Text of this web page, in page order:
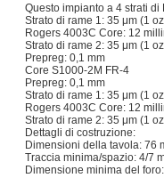
Questo impianto a 4 strati
Strato di rame 1: 35 μm (1
Rogers 4003C Core: 12
Strato di rame 2: 35 μm (1
Prepreg: 0,1 mm
Core S1000-2M FR-4
Prepreg: 0,1 mm
Strato di rame 1: 35 μm (1
Rogers 4003C Core: 12
Strato di rame 2: 35 μm (1
Dettagli di costruzione:
Dimensioni della tavola: 76
Traccia minima/spazio: 4/7
Dimensione minima del